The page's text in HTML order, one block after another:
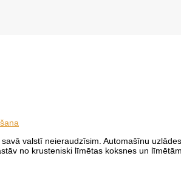
valstī neieraudzīsim. Automašīnu
no krusteniski līmētas koksnes un